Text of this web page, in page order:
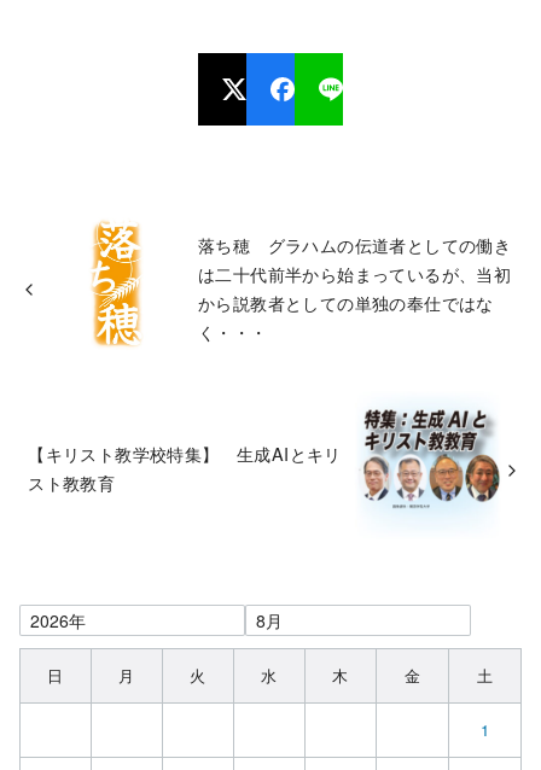
落ち穂 グラハムの伝道者としての働き
は二十代前半から始まっているが、当初
から説教者としての単独の奉仕ではな
く・・・
【キリスト教学校特集】 生成AIとキリ
スト教教育
日 月 火 水 木 金 土
1